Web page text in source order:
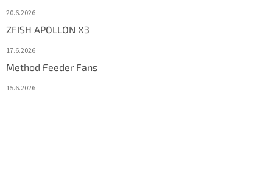
20.6.2026
ZFISH APOLLON X3
17.6.2026
Method Feeder Fans
15.6.2026